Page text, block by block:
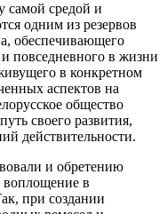
самой средой и
одним из резервов
обеспечивающего
повседневного в жизни
в конкретном
аспектов на
общество
своего развития,
действительности.
и обретению
в
при создании